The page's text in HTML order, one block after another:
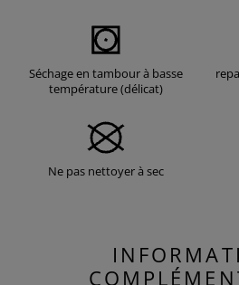
Séchage en tambour à basse
température (délicat)
Ne pas nettoyer à sec